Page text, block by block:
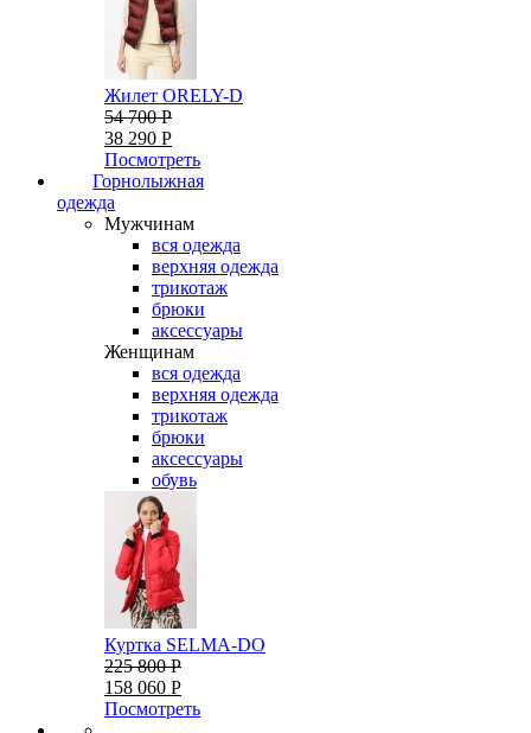
Жилет ORELY-D
54 700 Р
38 290 Р
Посмотреть
Горнолыжная
одежда
Мужчинам
вся одежда
верхняя одежда
трикотаж
брюки
аксессуары
Женщинам
вся одежда
верхняя одежда
трикотаж
брюки
аксессуары
обувь
Куртка SELMA-DO
225 800 Р
158 060 Р
Посмотреть